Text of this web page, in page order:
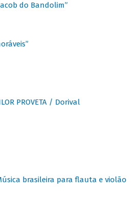
do Bandolim”
PROVETA / Dorival
brasileira para flauta e violão